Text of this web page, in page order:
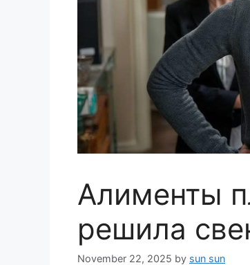
Алименты
решила
November 22, 2025 by sun sun